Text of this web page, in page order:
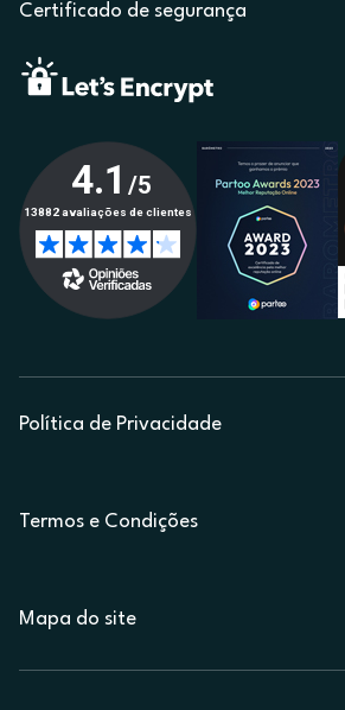
Certificado de segurança
Política de Privacidade
Termos e Condições
Mapa do site